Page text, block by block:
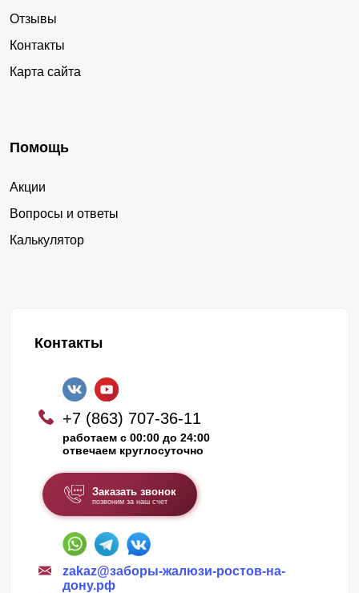
Отзывы
Контакты
Карта сайта
Помощь
Акции
Вопросы и ответы
Калькулятор
Контакты
+7 (863) 707-36-11
работаем с 00:00 до 24:00
отвечаем круглосуточно
Заказать звонок
позвоним за наш счет
zakaz@заборы-жалюзи-ростов-на-
дону.рф